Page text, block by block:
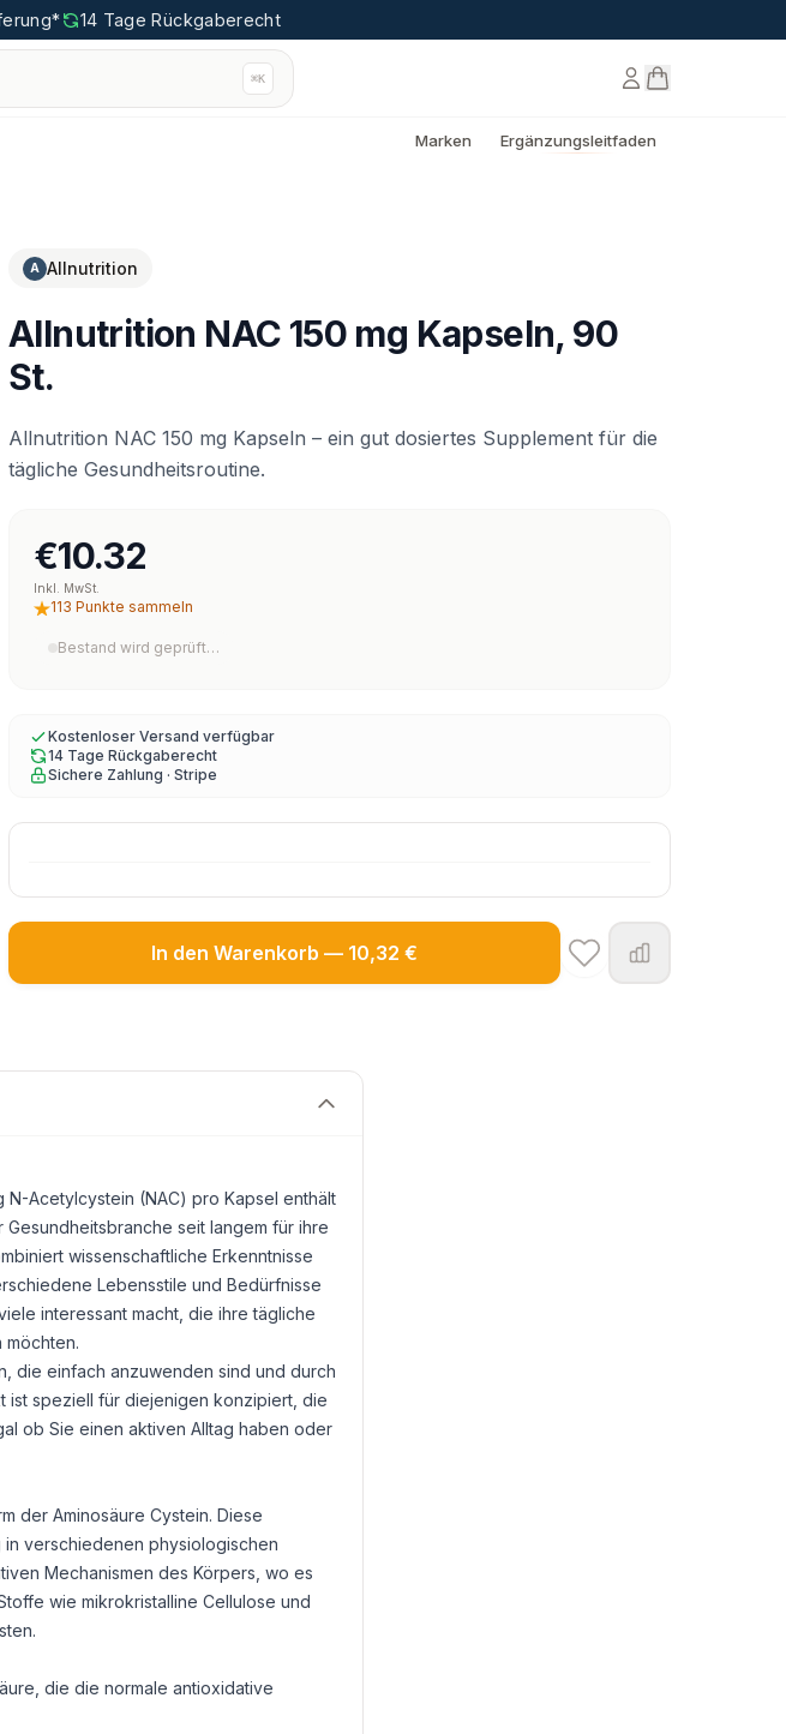
14 Tage Rückgaberecht
⌘K
Marken Ergänzungsleitfaden
A Allnutrition
Allnutrition NAC 150 mg Kapseln, 90
St.
Allnutrition NAC 150 mg Kapseln – ein gut dosiertes Supplement für die
tägliche Gesundheitsroutine.
€10.32
Inkl. MwSt.
113 Punkte sammeln
Bestand wird geprüft…
Kostenloser Versand verfügbar
14 Tage Rückgaberecht
Sichere Zahlung · Stripe
In den Warenkorb — 10,32 €
N-Acetylcystein (NAC) pro Kapsel enthält
seit langem für ihre
wissenschaftliche Erkenntnisse
Lebensstile und Bedürfnisse
interessant macht, die ihre tägliche
möchten.
die einfach anzuwenden sind und durch
ist speziell für diejenigen konzipiert, die
ob Sie einen aktiven Alltag haben oder
der Aminosäure Cystein. Diese
in verschiedenen physiologischen
Mechanismen des Körpers, wo es
wie mikrokristalline Cellulose und
die die normale antioxidative